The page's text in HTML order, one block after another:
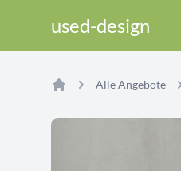
used-design
Alle Angebote